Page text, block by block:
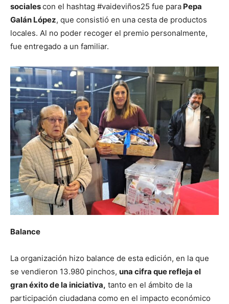
socialescon el hashtag #vaideviños25 fue para Pepa
Galán López, que consistió en una cesta de productos
locales. Al no poder recoger el premio personalmente,
fue entregado a un familiar.
Balance
La organización hizo balance de esta edición, en la que
se vendieron 13.980 pinchos, una cifra que refleja el
gran éxito de la iniciativa, tanto en el ámbito de la
participación ciudadana como en el impacto económico